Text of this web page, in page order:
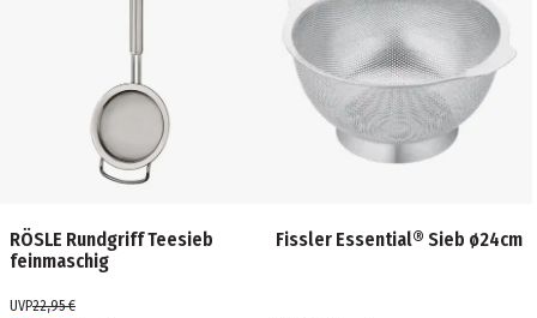
RÖSLE Rundgriff Teesieb
feinmaschig
UVP22,95 €
Fissler Essential® Sieb ø24cm